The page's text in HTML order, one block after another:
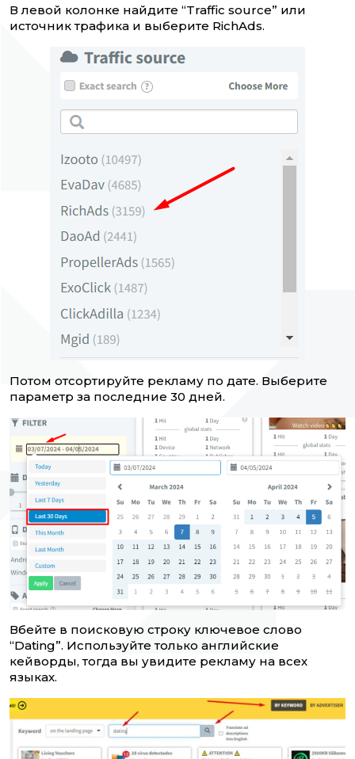
В левой колонке найдите “Traffic source” или
источник трафика и выберите RichAds.
Потом отсортируйте рекламу по дате. Выберите
параметр за последние 30 дней.
Вбейте в поисковую строку ключевое слово
“Dating”. Используйте только английские
кейворды, тогда вы увидите рекламу на всех
языках.